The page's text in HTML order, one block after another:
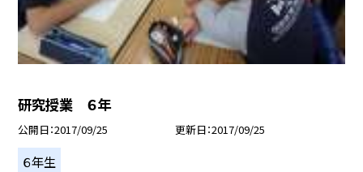
研究授業 ６年
公開日 2017/09/25 更新日 2017/09/25
６年生